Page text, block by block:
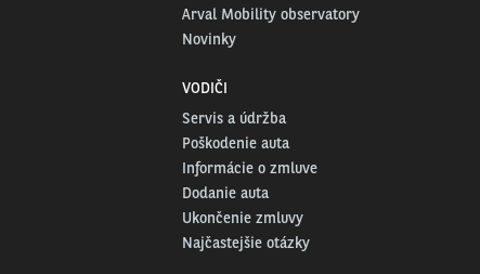
Arval Mobility observatory
Novinky
VODIČI
Servis a údržba
Poškodenie auta
Informácie o zmluve
Dodanie auta
Ukončenie zmluvy
Najčastejšie otázky